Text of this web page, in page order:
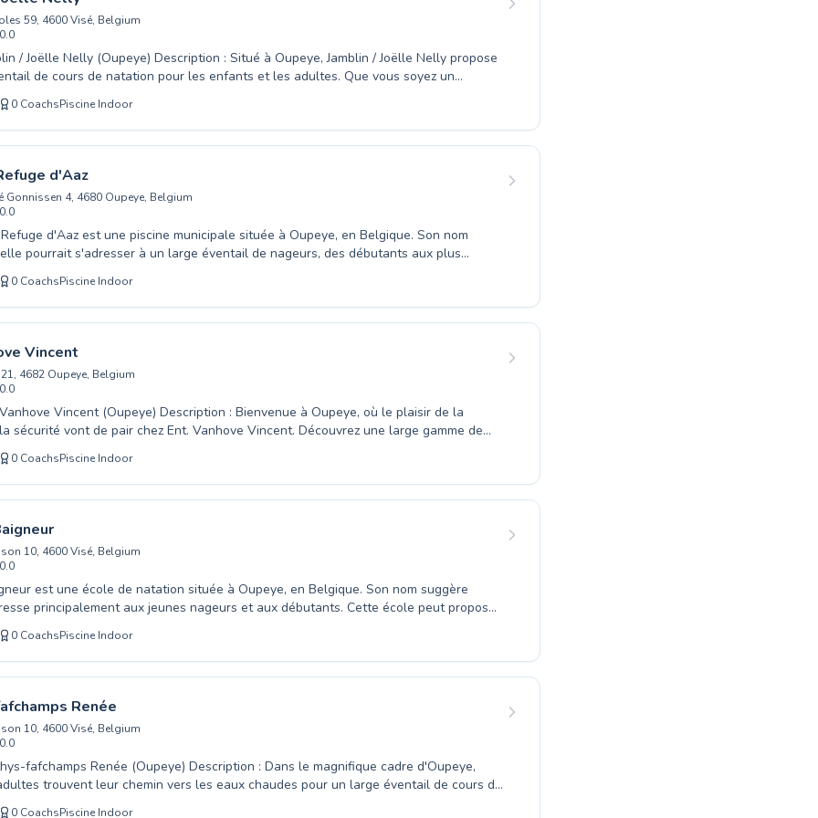
gratuitement →
59, 4600 Visé, Belgium
0.0
Description : Situé à Oupeye, Jamblin / Joëlle Nelly propose
de cours de natation pour les enfants et les adultes. Que vous soyez un
souhaitant explorer les premières nages ou un nageur expérimenté désireux de
sa technique, vous trouverez ici le programme adapté. L'ambiance à la piscine est
et axée sur une expérience d'apprentissage sûre et efficace, encadrée par des
et expérimentés. Chaque individu reçoit l'attention nécessaire pour
nager en toute confiance et avec plaisir. Inscrivez-vous dès aujourd'hui et découvrez
de manière ludique et éducative.
0 CoachsPiscine Indoor
d'Aaz
Gonnissen 4, 4680 Oupeye, Belgium
0.0
d'Aaz est une piscine municipale située à Oupeye, en Belgique. Son nom
pourrait s'adresser à un large éventail de nageurs, des débutants aux plus
Un établissement comme celui-ci propose généralement des cours collectifs, des
de la natation pour bébés et des programmes de sécurité aquatique. Pour plus
sur les programmes et les horaires, les familles peuvent consulter la fiche sur
directement la piscine. Comparez la Salle du Refuge d'Aaz avec d'autres
à Oupeye sur Swimliv pour trouver le meilleur choix pour vos besoins.
0 CoachsPiscine Indoor
Vincent
4682 Oupeye, Belgium
0.0
Description : Bienvenue à Oupeye, où le plaisir de la
sécurité vont de pair chez Ent. Vanhove Vincent. Découvrez une large gamme de
parfaitement adaptés aussi bien aux tout-petits qui font leurs premières
aquatiques qu'aux adultes souhaitant améliorer leurs compétences de nageurs. Que
débutant absolu ou que vous maîtrisiez déjà la technique nécessaire, nos
et dévoués vous guideront avec patience et expertise vers vos
Nous créons un environnement d'apprentissage stimulant et confortable
moderne, où chacun se sent à l'aise. Inscrivez-vous dès aujourd'hui et laissez-
à prendre confiance en l'eau.
0 CoachsPiscine Indoor
10, 4600 Visé, Belgium
0.0
est une école de natation située à Oupeye, en Belgique. Son nom suggère
principalement aux jeunes nageurs et aux débutants. Cette école peut proposer
des leçons privées, des séances de bébés nageurs et des programmes axés
aquatique. Pour plus d'informations, les familles peuvent consulter la fiche
Swimliv ou contacter directement l'école. N'hésitez pas à comparer Le Petit
d'autres écoles de natation à Oupeye sur Swimliv pour trouver le cours idéal.
0 CoachsPiscine Indoor
Renée
10, 4600 Visé, Belgium
0.0
Renée (Oupeye) Description : Dans le magnifique cadre d'Oupeye,
trouvent leur chemin vers les eaux chaudes pour un large éventail de cours de
vous soyez un nageur débutant souhaitant apprendre les premiers coups de bras,
0 CoachsPiscine Indoor